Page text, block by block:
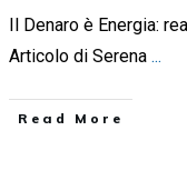
Il Denaro è Energia:
Articolo di Serena ...
Read More